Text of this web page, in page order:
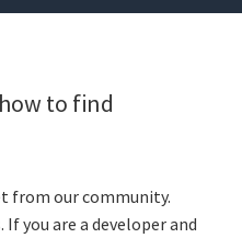
to find
from our community.
you are a developer and